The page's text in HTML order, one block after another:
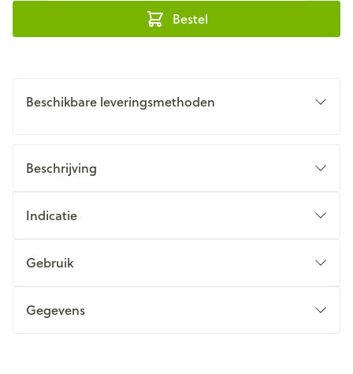
Bestel
Beschikbare leveringsmethoden
Beschrijving
Indicatie
Gebruik
Gegevens